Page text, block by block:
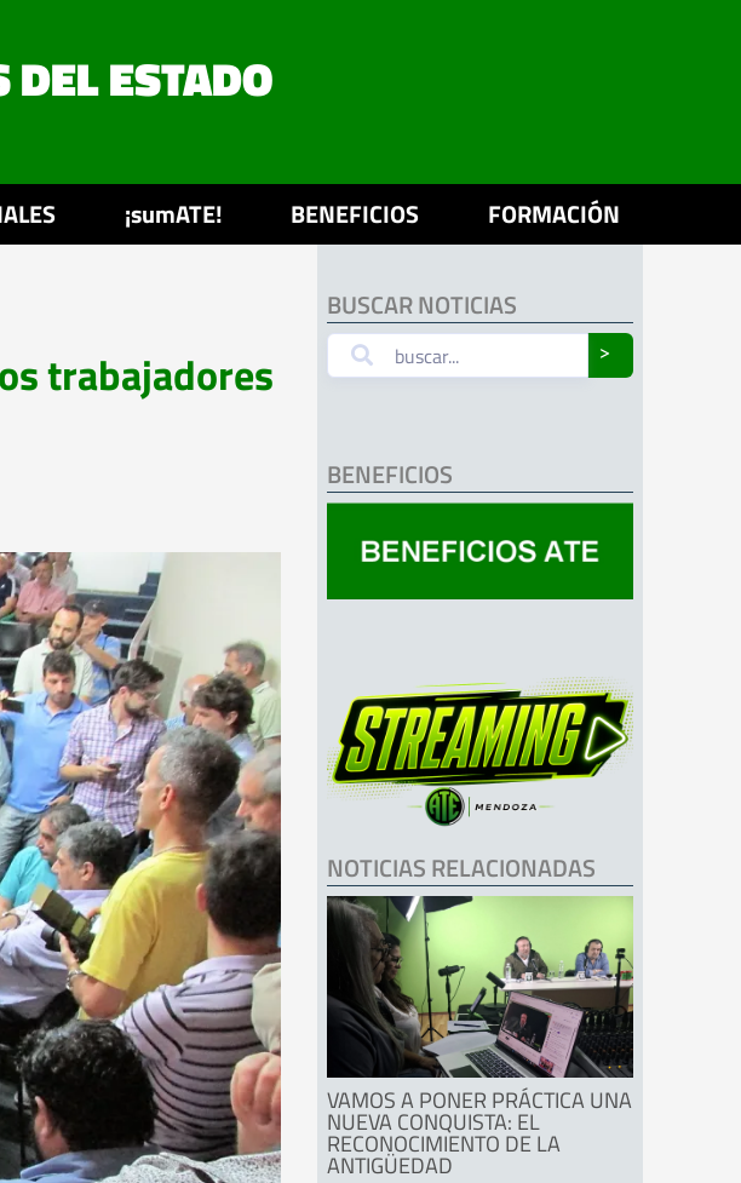
DEL ESTADO
¡sumATE! BENEFICIOS FORMACIÓN
trabajadores
BUSCAR NOTICIAS
˃
BENEFICIOS
NOTICIAS RELACIONADAS
VAMOS A PONER PRÁCTICA UNA
NUEVA CONQUISTA: EL
RECONOCIMIENTO DE LA
ANTIGÜEDAD